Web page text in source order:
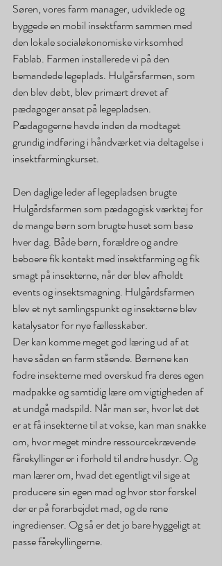
Søren, vores farm manager, udviklede og
byggede en mobil insektfarm sammen med
den lokale socialøkonomiske virksomhed
Fablab. Farmen installerede vi på den
bemandede legeplads. Hulgårsfarmen, som
den blev døbt, blev primært drevet af
pædagoger ansat på legepladsen.
Pædagogerne havde inden da modtaget
grundig indføring i håndværket via deltagelse i
insektfarmingkurset.
Den daglige leder af legepladsen brugte
Hulgårdsfarmen som pædagogisk værktøj for
de mange børn som brugte huset som base
hver dag. Både børn, forældre og andre
beboere fik kontakt med insektfarming og fik
smagt på insekterne, når der blev afholdt
events og insektsmagning. Hulgårdsfarmen
blev et nyt samlingspunkt og insekterne blev
katalysator for nye fællesskaber.
Der kan komme meget god læring ud af at
have sådan en farm stående. Børnene kan
fodre insekterne med overskud fra deres egen
madpakke og samtidig lære om vigtigheden af
at undgå madspild. Når man ser, hvor let det
er at få insekterne til at vokse, kan man snakke
om, hvor meget mindre ressourcekrævende
fårekyllinger er i forhold til andre husdyr. Og
man lærer om, hvad det egentligt vil sige at
producere sin egen mad og hvor stor forskel
der er på forarbejdet mad, og de rene
ingredienser. Og så er det jo bare hyggeligt at
passe fårekyllingerne.